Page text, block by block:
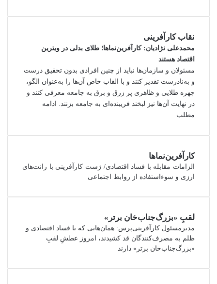
نقاب کارآفرینی
محمدعلی نژادیان: کارآفرین‌نماها؛ طلای بدلی در ویترین
اقتصاد هستند
مسئولان و سازمان‌ها نباید از چنین افرادی بدون تحقیق درست
و به‌نادرست تقدیر کنند و با القاب خاص آ‌ن‌ها را به‌عنوان الگو،
چهره طلایی و ظاهری پر زرق و برق به جامعه معرفی کنند و
در نهایت آن‌ها نیز لبخند فریبنده‌ای به جامعه بزنند. ادامه
مطلب
کارآفرین‌نماها
الزامات مقابله با فساد اقتصادی/ ژست کارآفرینی با رانت‌های
ارزی و سوءاستفاده از روابط اجتماعی
لقبِ «بزرگ‌جناب‌خان برتر»
مدیرمسئول کارآفرینی‌پرس: همان‌هایی که با فساد اقتصادی و
ظلم به مصرف‌کنندگان قد کشیدند، امروز عطشِ لقبِ
«بزرگ‌جناب‌خان برتر» دارند